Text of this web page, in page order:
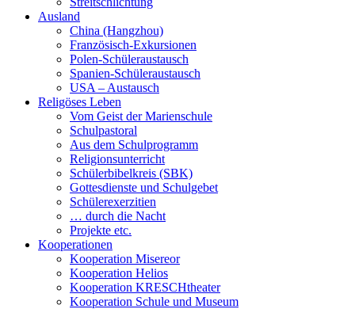
Ausland
China (Hangzhou)
Französisch-Exkursionen
Polen-Schüleraustausch
Spanien-Schüleraustausch
USA – Austausch
Religöses Leben
Vom Geist der Marienschule
Schulpastoral
Aus dem Schulprogramm
Religionsunterricht
Schülerbibelkreis (SBK)
Gottesdienste und Schulgebet
Schülerexerzitien
… durch die Nacht
Projekte etc.
Kooperationen
Kooperation Misereor
Kooperation Helios
Kooperation KRESCHtheater
Kooperation Schule und Museum